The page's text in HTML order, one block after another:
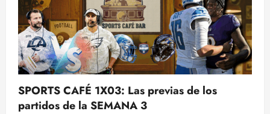
SEMANA
3
DE
SOBREREACCIÓN
CON
ALBERTO
ZARAGOZA
y
STEFANO
AYERBE
SPORTS CAFÉ 1X03: Las previas de los
partidos de la SEMANA 3